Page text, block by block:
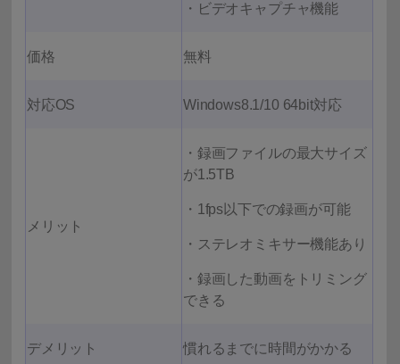
・ビデオキャプチャ機能
価格 無料
対応OS Windows8.1/10 64bit対応
メリット
・録画ファイルの最大サイズ
が1.5TB
・1fps以下での録画が可能
・ステレオミキサー機能あり
・録画した動画をトリミング
できる
デメリット 慣れるまでに時間がかかる